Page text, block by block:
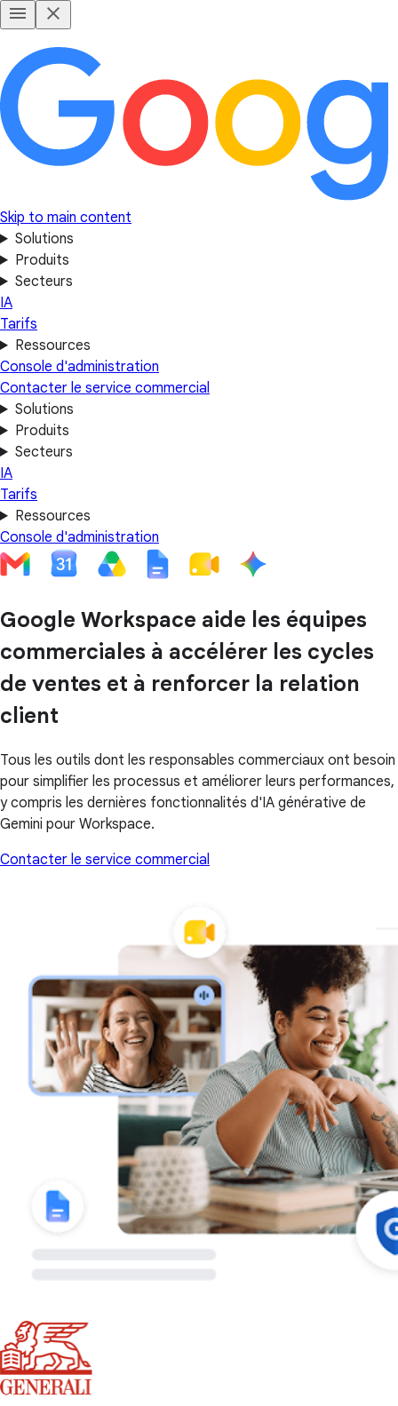
Skip to main content
Solutions
Produits
Secteurs
IA
Tarifs
Ressources
Console d'administration
Contacter le service commercial
Solutions
Produits
Secteurs
IA
Tarifs
Ressources
Console d'administration
Google Workspace aide les équipes
commerciales à accélérer les cycles
de ventes et à renforcer la relation
client
Tous les outils dont les responsables commerciaux ont besoin
pour simplifier les processus et améliorer leurs performances,
y compris les dernières fonctionnalités d'IA générative de
Gemini pour Workspace.
Contacter le service commercial